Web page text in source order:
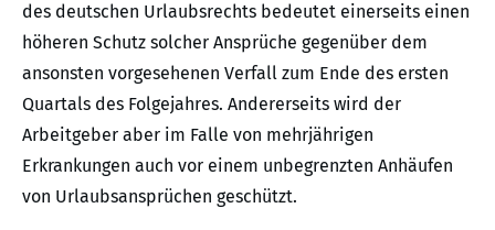
des deutschen Urlaubsrechts bedeutet einerseits einen
höheren Schutz solcher Ansprüche gegenüber dem
ansonsten vorgesehenen Verfall zum Ende des ersten
Quartals des Folgejahres. Andererseits wird der
Arbeitgeber aber im Falle von mehrjährigen
Erkrankungen auch vor einem unbegrenzten Anhäufen
von Urlaubsansprüchen geschützt.